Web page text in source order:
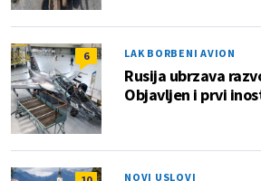
6 LAK BORBENI AVION
Rusija ubrzava
Objavljen i prvi
NOVI USLOVI